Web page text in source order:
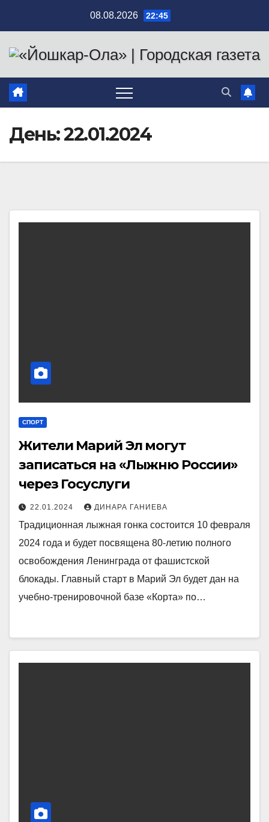
содержимому
08.08.2026 22:45
День:22.01.2024
СПОРТ
Жители Марий Эл могут
записаться на «Лыжню России»
через Госуслуги
22.01.2024 ДИНАРА ГАНИЕВА
Традиционная лыжная гонка состоится 10 февраля
2024 года и будет посвящена 80-летию полного
освобождения Ленинграда от фашистской
блокады. Главный старт в Марий Эл будет дан на
учебно-тренировочной базе «Корта» по…